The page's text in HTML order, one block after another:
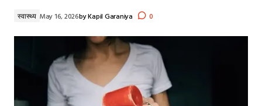
स्वास्थ्य May 16, 2026byKapil Garaniya 0